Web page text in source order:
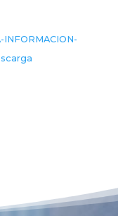
INFORMACION-